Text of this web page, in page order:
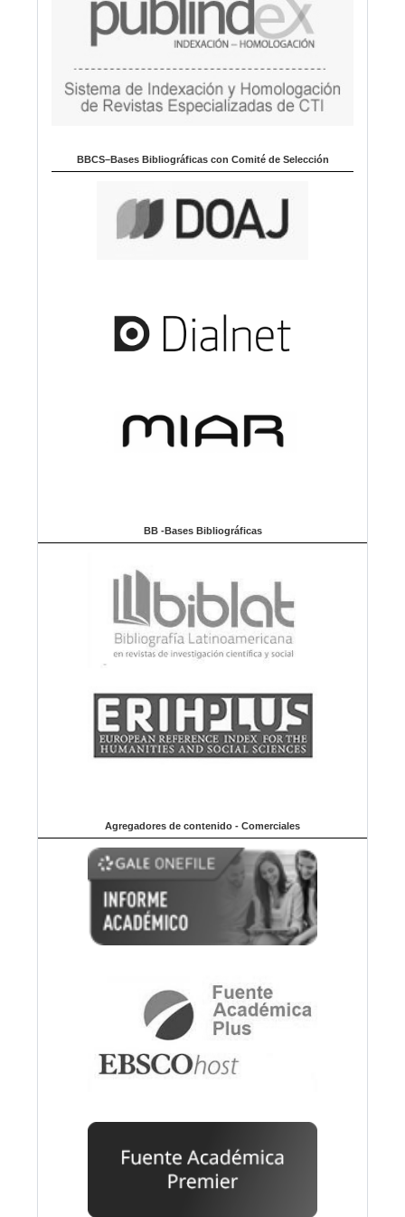
BBCS–Bases Bibliográficas con Comité de Selección
BB -Bases Bibliográficas
Agregadores de contenido - Comerciales